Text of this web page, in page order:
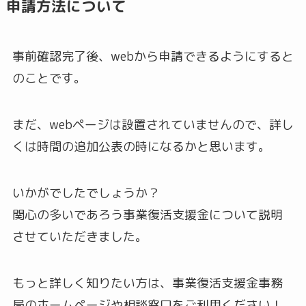
申請方法について
事前確認完了後、webから申請できるようにすると
のことです。
まだ、webページは設置されていませんので、詳し
くは時間の追加公表の時になるかと思います。
いかがでしたでしょうか？
関心の多いであろう事業復活支援金について説明
させていただきました。
もっと詳しく知りたい方は、事業復活支援金事務